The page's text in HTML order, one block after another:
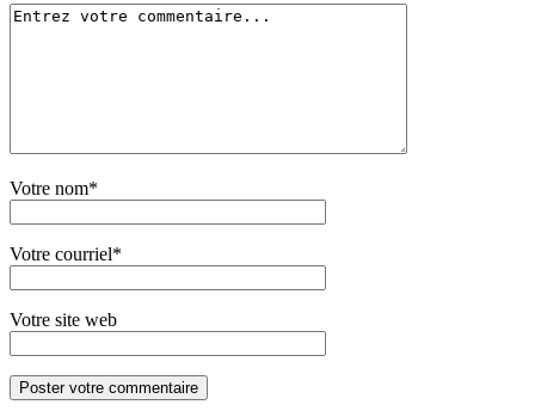
Votre nom*
Votre courriel*
Votre site web